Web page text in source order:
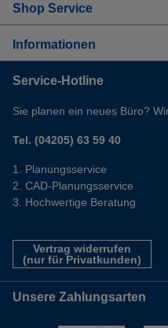
Shop Service
Informationen
Service-Hotline
Sie planen ein neues Büro?
Tel. (04205) 63 59 40
Planungsservice
CAD-Planungsservice
Hochwertige Beratung
Vertrag widerrufen
(nur für Privatkunden)
Unsere Zahlungsarten